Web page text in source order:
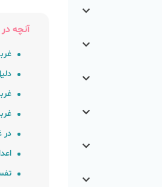
آنچه
در